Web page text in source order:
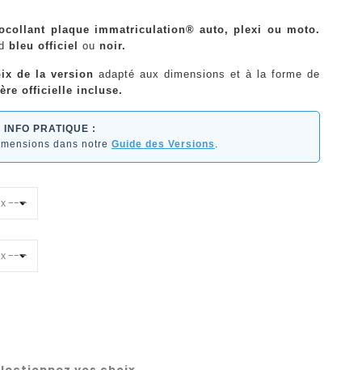
plaque immatriculation® auto, plexi ou moto.
bleu officiel ou noir.
de la version adapté aux dimensions et à la forme de
officielle incluse.
INFO PRATIQUE :
dans notre Guide des Versions